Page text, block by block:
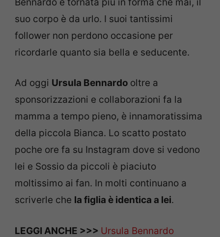
suo corpo è da urlo. I suoi tantissimi
follower non perdono occasione per
ricordarle quanto sia bella e seducente.
Ad oggi Ursula Bennardo oltre a
sponsorizzazioni e collaborazioni fa la
mamma a tempo pieno, è innamoratissima
della piccola Bianca. Lo scatto postato
poche ore fa su Instagram dove si vedono
lei e Sossio da piccoli è piaciuto
moltissimo ai fan. In molti continuano a
scriverle che la figlia è identica a lei.
LEGGI ANCHE >>> Ursula Bennardo